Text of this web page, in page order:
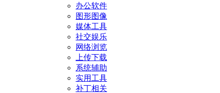
办公软件
图形图像
媒体工具
社交娱乐
网络浏览
上传下载
系统辅助
实用工具
补丁相关